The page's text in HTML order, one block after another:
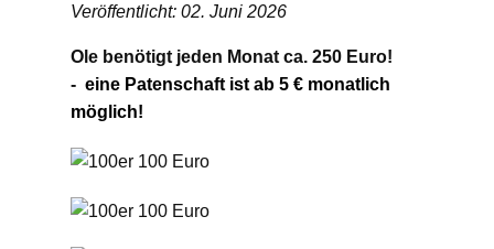
Veröffentlicht: 02. Juni 2026
Ole benötigt jeden Monat ca. 250 Euro!
- eine Patenschaft ist ab 5 € monatlich
möglich!